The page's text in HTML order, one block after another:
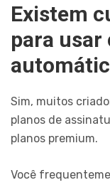
Existem
para
Sim, muitos
planos de
planos premium.
Você